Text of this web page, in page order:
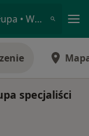
Zwyrodnienie Stawów Kręgosłupa • Warszawa, mazowieckie
specjaliści